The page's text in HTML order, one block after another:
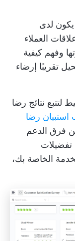
يكون لدى
العملاء
وفهم كيفية
تقريبًا إرضاء
نتائج رضا
استبيان رضا
فرق الدعم
تفضيلات
الخاصة بك،